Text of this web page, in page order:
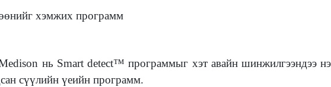
хэмжих программ
нь Smart detect™ программыг хэт авайн шинжилгээндээ
сүүлийн үеийн программ.